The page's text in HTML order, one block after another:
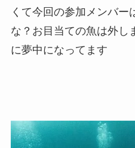
くて今回の参加メンバー
な？お目当ての魚は外し
に夢中になってます